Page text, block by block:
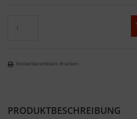
Artikeldatenblatt drucken
PRODUKTBESCHREIBUNG